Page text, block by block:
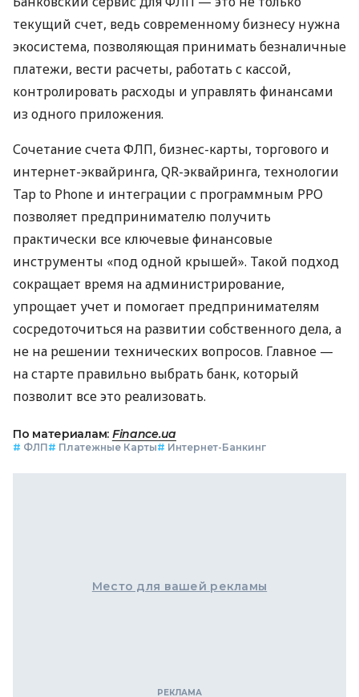
текущий счет, ведь современному бизнесу нужна
экосистема, позволяющая принимать безналичные
платежи, вести расчеты, работать с кассой,
контролировать расходы и управлять финансами
из одного приложения.
Сочетание счета ФЛП, бизнес-карты, торгового и
интернет-эквайринга, QR-эквайринга, технологии
Tap to Phone и интеграции с программным РРО
позволяет предпринимателю получить
практически все ключевые финансовые
инструменты «под одной крышей». Такой подход
сокращает время на администрирование,
упрощает учет и помогает предпринимателям
сосредоточиться на развитии собственного дела, а
не на решении технических вопросов. Главное —
на старте правильно выбрать банк, который
позволит все это реализовать.
По материалам: Finance.ua
# ФЛП# Платежные Карты# Интернет-Банкинг
Место для вашей рекламы